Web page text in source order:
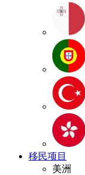
移民项目
美洲